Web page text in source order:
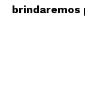
brindaremos